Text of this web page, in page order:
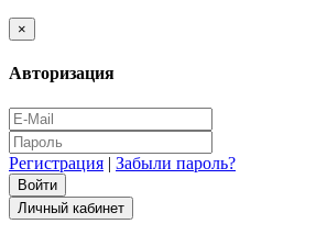
×
Авторизация
Регистрация | Забыли пароль?
Личный кабинет